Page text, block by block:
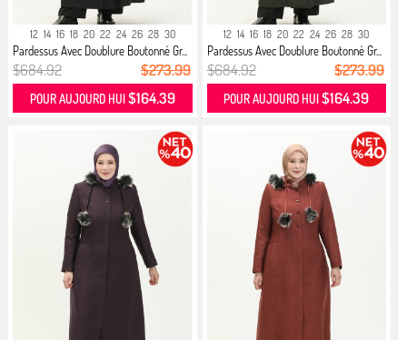
12 14 16 18 20 22 24 26 28 30
Pardessus Avec Doublure Boutonné Gr...
$684.92 $273.99
POUR AUJOURD HUI $164.39
12 14 16 18 20 22 24 26 28 30
Pardessus Avec Doublure Boutonné Gr...
$684.92 $273.99
POUR AUJOURD HUI$164.39